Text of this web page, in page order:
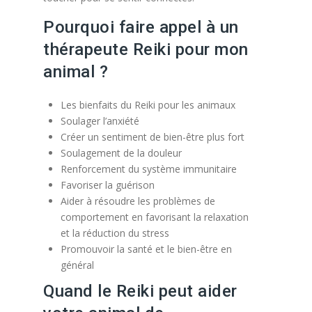
Pourquoi faire appel à un
thérapeute Reiki pour mon
animal ?
Les bienfaits du Reiki pour les animaux
Soulager l’anxiété
Créer un sentiment de bien-être plus fort
Soulagement de la douleur
Renforcement du système immunitaire
Favoriser la guérison
Aider à résoudre les problèmes de
comportement en favorisant la relaxation
et la réduction du stress
Promouvoir la santé et le bien-être en
général
Quand le Reiki peut aider